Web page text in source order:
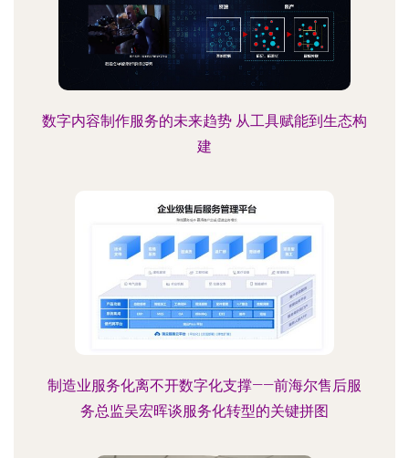
数字内容制作服务的未来趋势 从工具赋能到生态构
建
制造业服务化离不开数字化支撑——前海尔售后服
务总监吴宏晖谈服务化转型的关键拼图